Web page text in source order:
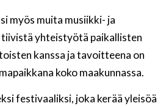
myös muita musiikki- ja
yhteistyötä paikallisten
kanssa ja tavoitteena on
koko maakunnassa.
festivaaliksi, joka kerää yleisöä